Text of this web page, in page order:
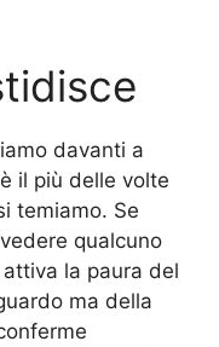
davanti a
il più delle volte
temiamo. Se
qualcuno
la paura del
ma della